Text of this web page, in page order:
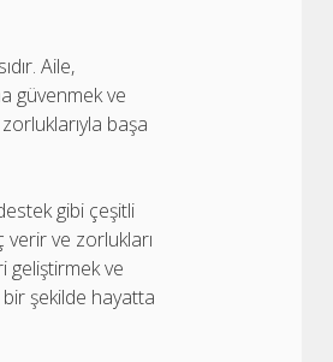
Aile,
güvenmek ve
başa
gibi çeşitli
verir ve zorlukları
geliştirmek ve
bir şekilde hayatta